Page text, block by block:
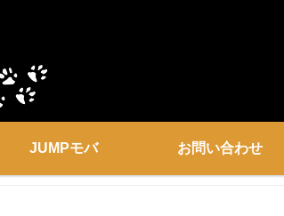
JUMPモバ お問い合わせ